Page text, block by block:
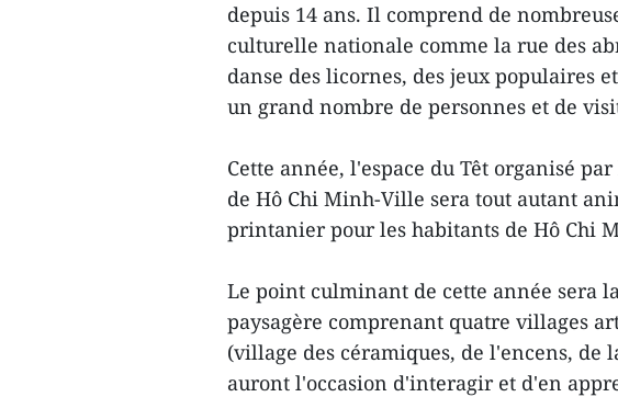
depuis 14 ans. Il comprend de
culturelle nationale comme la rue des
danse des licornes, des jeux populaires
un grand nombre de personnes et de
Cette année, l'espace du Têt organisé
de Hô Chi Minh-Ville sera tout autant
printanier pour les habitants de Hô Chi
Le point culminant de cette année sera
paysagère comprenant quatre villages
(village des céramiques, de l'encens, de
auront l'occasion d'interagir et d'en